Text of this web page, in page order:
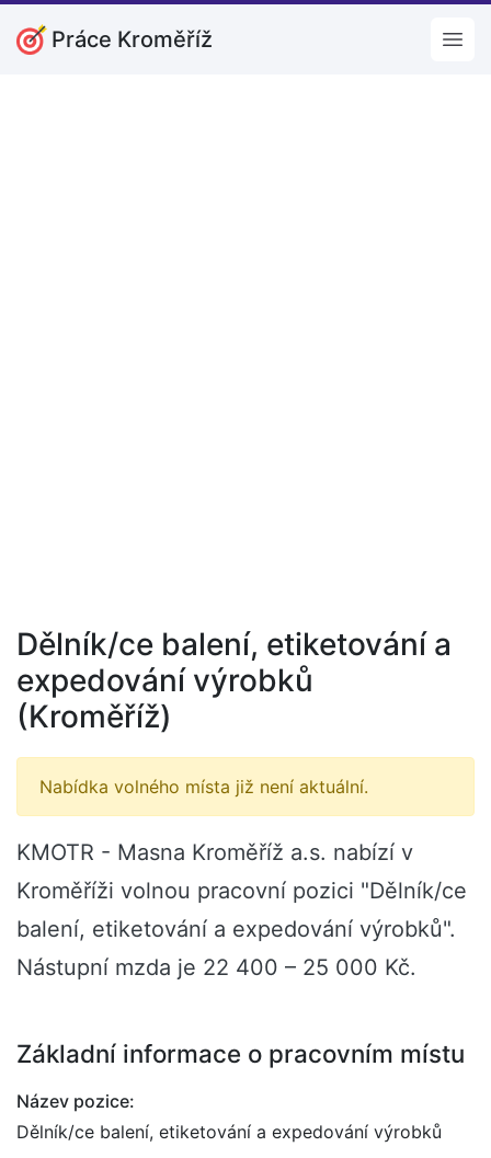
Práce Kroměříž
Dělník/ce balení, etiketování a
expedování výrobků
(Kroměříž)
Nabídka volného místa již není aktuální.
KMOTR - Masna Kroměříž a.s. nabízí v
Kroměříži volnou pracovní pozici "Dělník/ce
balení, etiketování a expedování výrobků".
Nástupní mzda je 22 400 – 25 000 Kč.
Základní informace o pracovním místu
Název pozice:
Dělník/ce balení, etiketování a expedování výrobků